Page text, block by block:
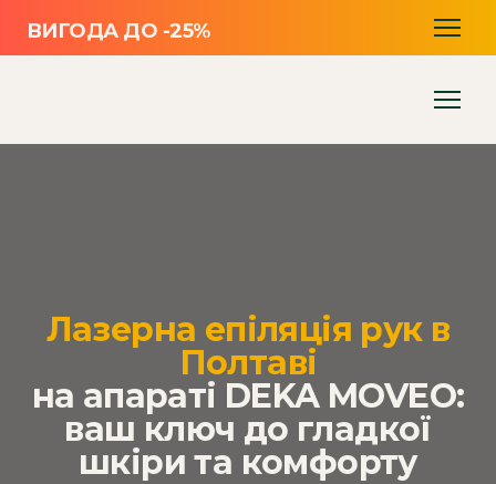
ВИГОДА ДО -25%
Лазерна епіляція рук в
Полтаві
на апараті DEKA MOVEO:
ваш ключ до гладкої
шкіри та комфорту